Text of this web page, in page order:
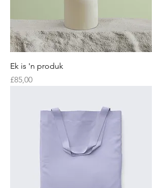
Ek is 'n produk
Price
£85,00